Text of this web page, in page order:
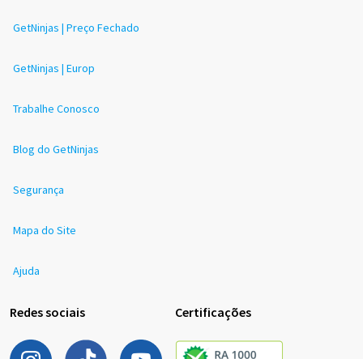
GetNinjas | Preço Fechado
GetNinjas | Europ
Trabalhe Conosco
Blog do GetNinjas
Segurança
Mapa do Site
Ajuda
Redes sociais Certificações